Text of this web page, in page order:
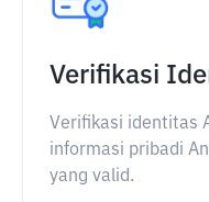
Verifikasi
Verifikasi identitas
informasi pribadi
yang valid.